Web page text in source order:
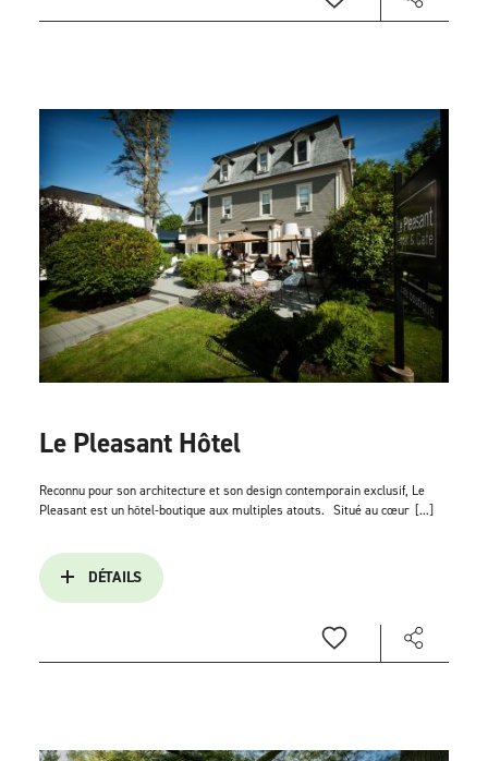
Le Pleasant Hôtel
Reconnu pour son architecture et son design contemporain exclusif, Le
Pleasant est un hôtel-boutique aux multiples atouts. Situé au cœur [...]
DÉTAILS